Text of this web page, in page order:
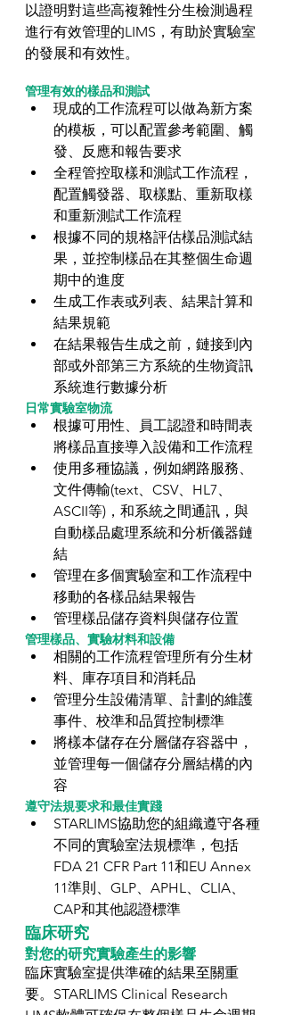
以證明對這些高複雜性分生檢測過程
進行有效管理的LIMS，有助於實驗室
的發展和有效性。
管理有效的樣品和測試
現成的工作流程可以做為新方案
的模板，可以配置參考範圍、觸
發、反應和報告要求
全程管控取樣和測試工作流程，
配置觸發器、取樣點、重新取樣
和重新測試工作流程
根據不同的規格評估樣品測試結
果，並控制樣品在其整個生命週
期中的進度
生成工作表或列表、結果計算和
結果規範
在結果報告生成之前，鏈接到內
部或外部第三方系統的生物資訊
系統進行數據分析
日常實驗室物流
根據可用性、員工認證和時間表
將樣品直接導入設備和工作流程
使用多種協議，例如網路服務、
文件傳輸(text、CSV、HL7、
ASCII等)，和系統之間通訊，與
自動樣品處理系統和分析儀器鏈
結
管理在多個實驗室和工作流程中
移動的各樣品結果報告
管理樣品儲存資料與儲存位置
管理樣品、實驗材料和設備
相關的工作流程管理所有分生材
料、庫存項目和消耗品
管理分生設備清單、計劃的維護
事件、校準和品質控制標準
將樣本儲存在分層儲存容器中，
並管理每一個儲存分層結構的內
容
遵守法規要求和最佳實踐
STARLIMS協助您的組織遵守各種
不同的實驗室法規標準，包括
FDA 21 CFR Part 11和EU Annex
11準則、GLP、APHL、CLIA、
CAP和其他認證標準
臨床研究
對您的研究實驗產生的影響
臨床實驗室提供準確的結果至關重
要。STARLIMS Clinical Research